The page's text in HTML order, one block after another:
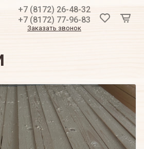
+7 (8172) 26-48-32
+7 (8172) 77-96-83
Заказать звонок